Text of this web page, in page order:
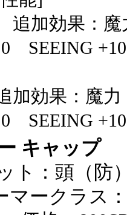
加効果：魔
SEEING
効果：魔力
SEEING
キャップ
ト：頭（
ークラス